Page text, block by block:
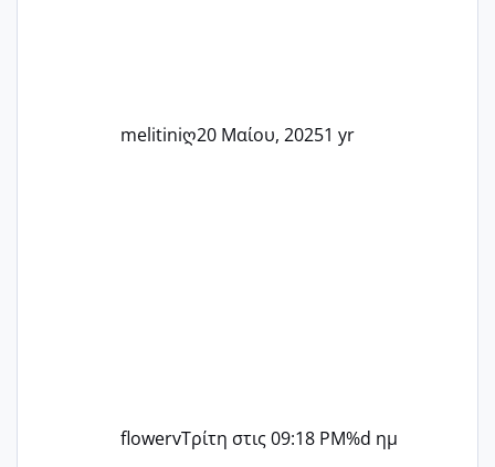
melitiniღ20 Μαίου, 20251 yr
flowervΤρίτη στις 09:18 PM%d ημ